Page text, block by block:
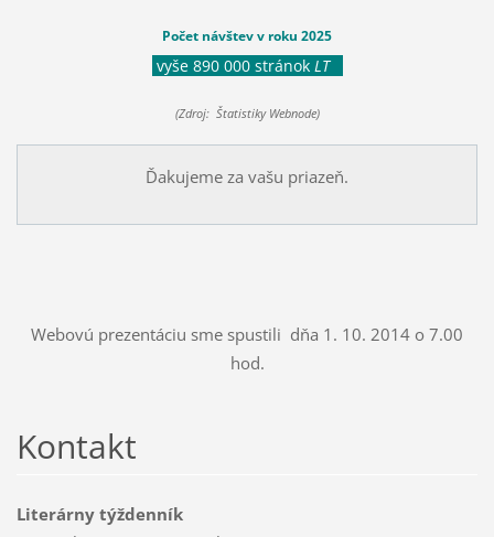
Počet návštev v roku 2025
vyše 890 000 stránok LT
(Zdroj: Štatistiky Webnode)
Ďakujeme za vašu priazeň.
Webovú prezentáciu sme spustili dňa 1. 10. 2014 o 7.00
hod.
Kontakt
Literárny týždenník